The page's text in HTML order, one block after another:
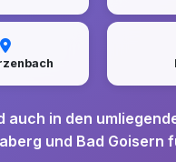
auch in den
und Bad Goisern